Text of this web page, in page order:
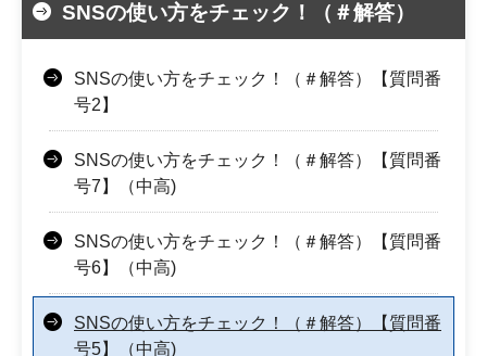
SNSの使い方をチェック！（＃解答）
SNSの使い方をチェック！（＃解答）【質問番
号2】
SNSの使い方をチェック！（＃解答）【質問番
号7】（中高)
SNSの使い方をチェック！（＃解答）【質問番
号6】（中高)
SNSの使い方をチェック！（＃解答）【質問番
号5】（中高)